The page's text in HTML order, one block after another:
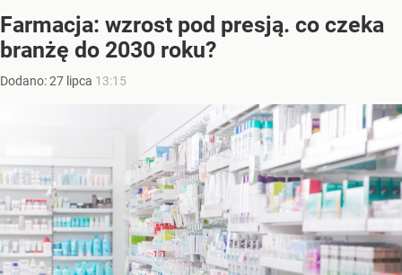
Farmacja: wzrost pod presją. co czeka
branżę do 2030 roku?
Dodano:27 lipca 13:15